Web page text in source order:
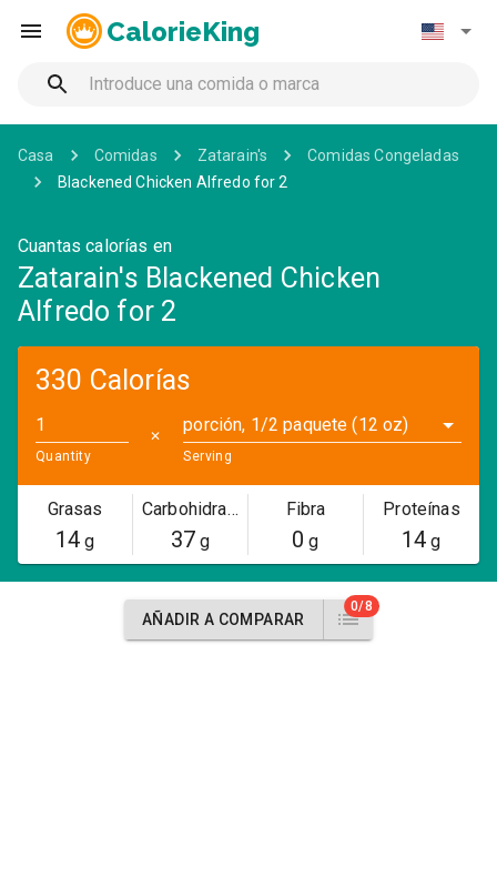
CalorieKing
Casa Comidas Zatarain's
Comidas Congeladas
Blackened Chicken Alfredo for 2
Cuantas calorías en
Zatarain's Blackened Chicken
Alfredo for 2
330 Calorías
Quantity
✕
porción, 1/2 paquete (12 oz)
Serving
Grasas
14g
Carbohidratos
37g
Fibra
0 g
Proteínas
14 g
AÑADIR A COMPARAR
0/8